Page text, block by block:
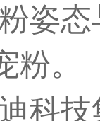
姿
。
科